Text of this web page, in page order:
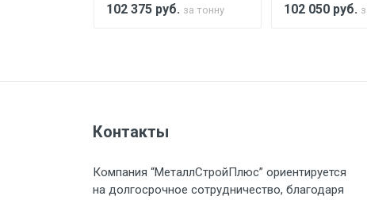
Груз до 6 м, вес до 2 тн
Груз до 6 м, вес до 3 тн
102 375 руб. за тонну 102 050 руб.
Контакты
Компания “МеталлСтройПлюс” ориентируется
на долгосрочное сотрудничество, благодаря